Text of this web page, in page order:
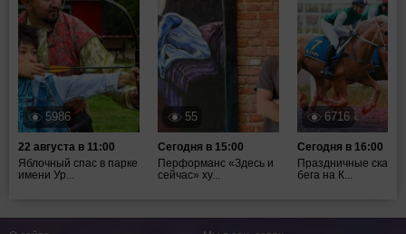
5986
22 августа в 11:00
Яблочный спас в парке
имени Ур...
55
Сегодня в 15:00
Перформанс «Здесь и
сейчас» ху...
6716
Сегодня в 16:00
Праздничные
бега на К...